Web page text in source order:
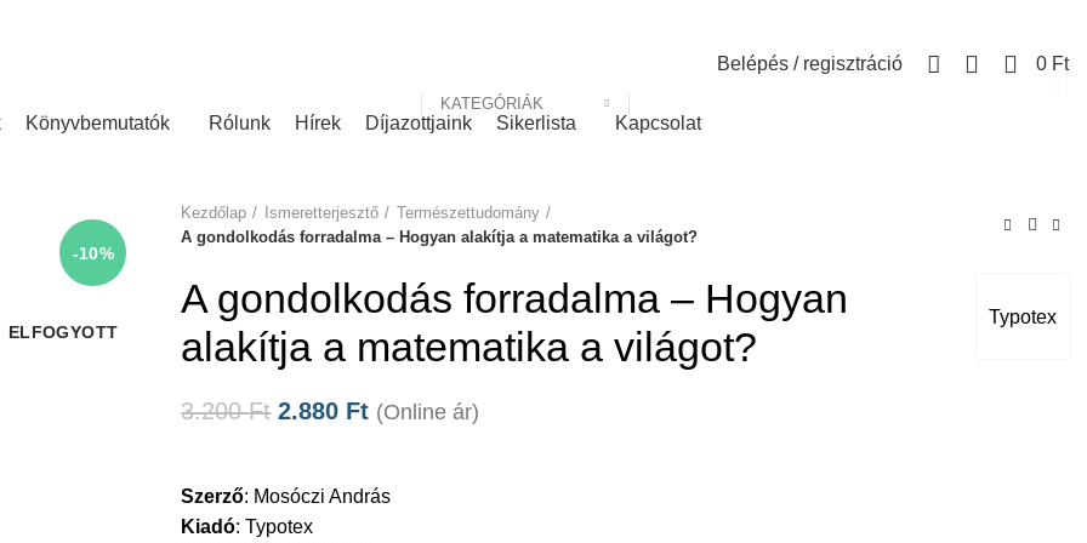
KATEGÓRIÁK
Belépés / regisztráció 0 Ft
Könyvbemutatók Rólunk Hírek Díjazottjaink Sikerlista Kapcsolat
-10%
ELFOGYOTT
Kezdőlap
Ismeretterjesztő
Természettudomány
A gondolkodás forradalma – Hogyan alakítja a matematika a világot?
Typotex
A gondolkodás forradalma – Hogyan
alakítja a matematika a világot?
3.200Ft 2.880 Ft (Online ár)
Szerző: Mosóczi András
Kiadó:Typotex